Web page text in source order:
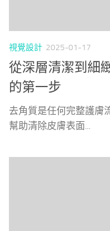
視覺設計 2025-01-17
從深層清潔到細
的第一步
去角質是任何完整護膚
幫助清除皮膚表面...